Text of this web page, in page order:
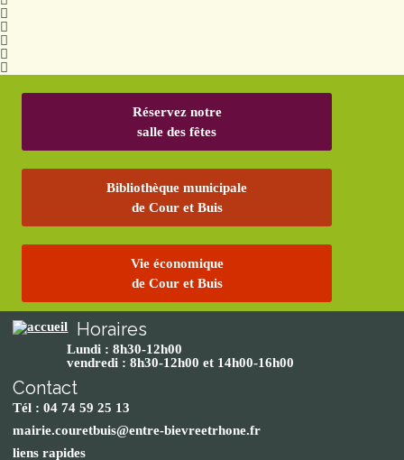
Réservez notre
salle des fêtes
Bibliothèque municipale
de Cour et Buis
Vie économique
de Cour et Buis
Horaires
Lundi : 8h30-12h00
vendredi : 8h30-12h00 et 14h00-16h00
Contact
Tél : 04 74 59 25 13
mairie.couretbuis@entre-bievreetrhone.fr
liens rapides